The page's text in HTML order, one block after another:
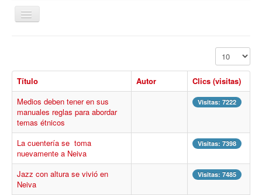
Alternar
navegación
Derechos
Reportajes
Procesos
Cultura
Región
Multimedia
Mostrar #
Título Autor
Clics (visitas)
Medios deben tener en sus
manuales reglas para abordar
temas étnicos
Visitas: 7222
La cuentería se toma
nuevamente a Neiva
Visitas: 7398
Jazz con altura se vivió en
Neiva
Visitas: 7485